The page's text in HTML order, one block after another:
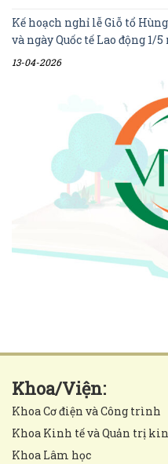
Kế hoạch nghỉ lễ Giỗ tổ
và ngày Quốc tế Lao động 1/
13-04-2026
Khoa/Viện:
Khoa Cơ điện và Công trình
Khoa Kinh tế và Quản trị
Khoa Lâm học